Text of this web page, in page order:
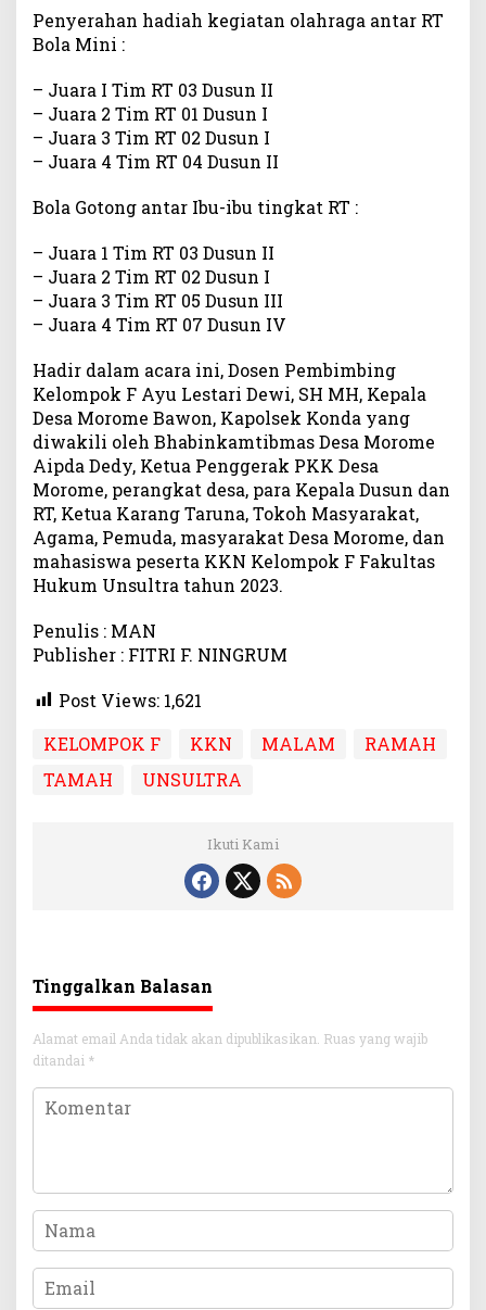
Penyerahan hadiah kegiatan olahraga antar RT
Bola Mini :
– Juara I Tim RT 03 Dusun II
– Juara 2 Tim RT 01 Dusun I
– Juara 3 Tim RT 02 Dusun I
– Juara 4 Tim RT 04 Dusun II
Bola Gotong antar Ibu-ibu tingkat RT :
– Juara 1 Tim RT 03 Dusun II
– Juara 2 Tim RT 02 Dusun I
– Juara 3 Tim RT 05 Dusun III
– Juara 4 Tim RT 07 Dusun IV
Hadir dalam acara ini, Dosen Pembimbing
Kelompok F Ayu Lestari Dewi, SH MH, Kepala
Desa Morome Bawon, Kapolsek Konda yang
diwakili oleh Bhabinkamtibmas Desa Morome
Aipda Dedy, Ketua Penggerak PKK Desa
Morome, perangkat desa, para Kepala Dusun dan
RT, Ketua Karang Taruna, Tokoh Masyarakat,
Agama, Pemuda, masyarakat Desa Morome, dan
mahasiswa peserta KKN Kelompok F Fakultas
Hukum Unsultra tahun 2023.
Penulis : MAN
Publisher : FITRI F. NINGRUM
Post Views: 1,621
KELOMPOK F
KKN MALAM
RAMAH
TAMAH
UNSULTRA
Ikuti Kami
Tinggalkan Balasan
Alamat email Anda tidak akan dipublikasikan. Ruas yang wajib
ditandai *